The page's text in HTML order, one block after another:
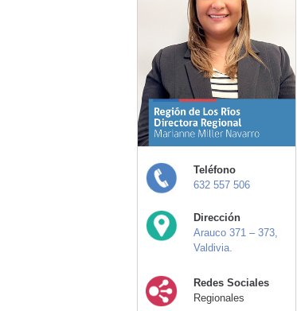
Teléfono
632 557 506
Dirección
Arauco 371 – 373,
Valdivia.
Redes Sociales
Regionales